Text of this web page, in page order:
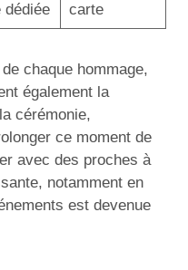
dédiée
carte
chaque hommage,
également la
cérémonie,
ce moment de
avec des proches à
notamment en
est devenue